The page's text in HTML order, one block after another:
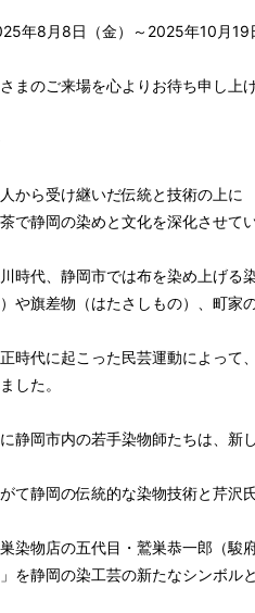
年8月8日（金）～2025年10月19
まのご来場を心よりお待ち申し上
から受け継いだ伝統と技術の上に
で静岡の染めと文化を深化させてい
時代、静岡市では布を染め上げる
）や旗差物（はたさしもの）、町家
時代に起こった民芸運動によって
した。
静岡市内の若手染物師たちは、新
て静岡の伝統的な染物技術と芹沢
染物店の五代目・鷲巣恭一郎（駿
を静岡の染工芸の新たなシンボル